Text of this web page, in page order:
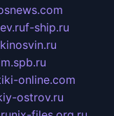
f-ship.ru
kinosvin.ru
online.com
ostrov.ru